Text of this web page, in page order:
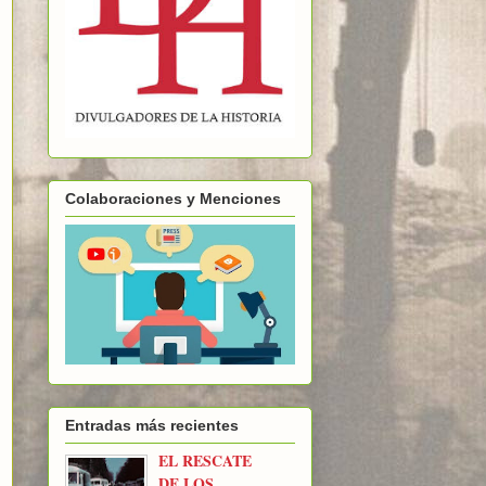
Colaboraciones y Menciones
Entradas más recientes
EL RESCATE